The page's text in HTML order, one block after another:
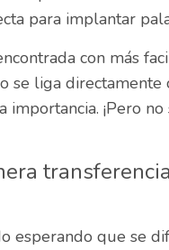
para implantar
con más
se liga
importancia. ¡Pero
esperando que se